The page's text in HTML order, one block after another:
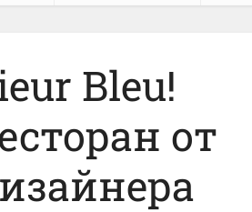
Bleu!
от